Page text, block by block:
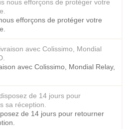
efforçons de protéger votre
avec Colissimo, Mondial Relay,
de 14 jours pour retourner